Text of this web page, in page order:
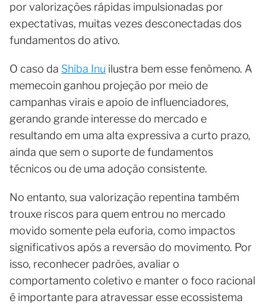
por valorizações rápidas impulsionadas por
expectativas, muitas vezes desconectadas dos
fundamentos do ativo.
O caso da Shiba Inu ilustra bem esse fenômeno. A
memecoin ganhou projeção por meio de
campanhas virais e apoio de influenciadores,
gerando grande interesse do mercado e
resultando em uma alta expressiva a curto prazo,
ainda que sem o suporte de fundamentos
técnicos ou de uma adoção consistente.
No entanto, sua valorização repentina também
trouxe riscos para quem entrou no mercado
movido somente pela euforia, como impactos
significativos após a reversão do movimento. Por
isso, reconhecer padrões, avaliar o
comportamento coletivo e manter o foco racional
é importante para atravessar esse ecossistema